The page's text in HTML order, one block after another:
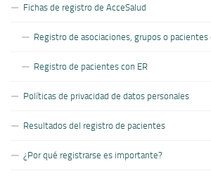
Fichas de registro de AcceSalud
Registro de asociaciones, grupos o
Registro de pacientes con ER
Políticas de privacidad de datos personales
Resultados del registro de pacientes
¿Por qué registrarse es importante?